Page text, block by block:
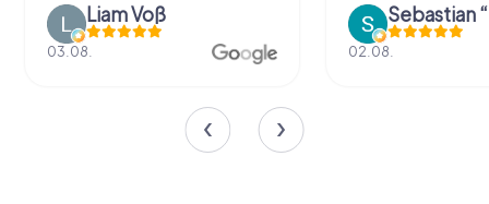
Liam Voß
03.08. 02.08.